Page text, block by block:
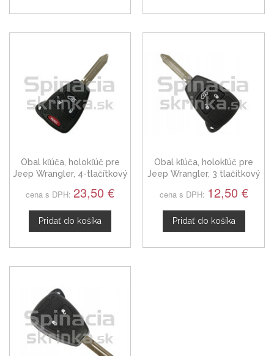
Obal kľúča, holokľúč pre
Jeep Wrangler, 4-tlačítkový
cena s DPH: 23,50 €
Pridať do košíka
Obal kľúča, holokľúč pre
Jeep Wrangler, 3 tlačítkový
cena s DPH: 12,50 €
Pridať do košíka